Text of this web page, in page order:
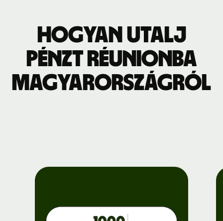
Hogyan utalj
pénzt Réunionba
Magyarországról